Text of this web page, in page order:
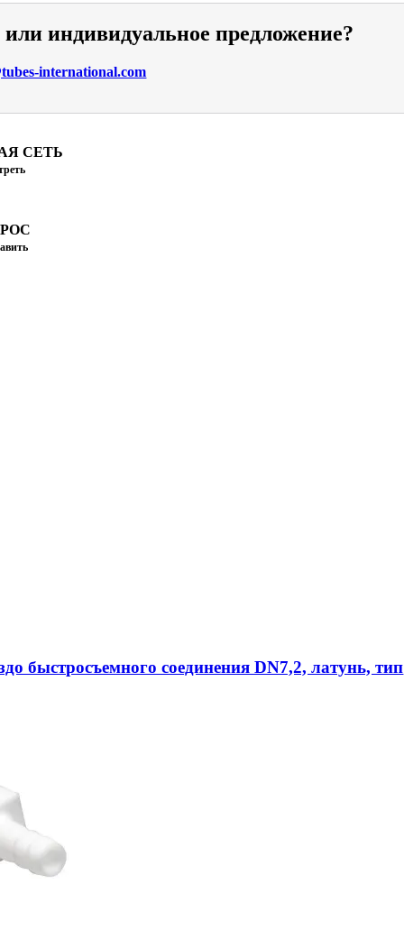
индивидуальное предложение?
international.com
СЕТЬ
быстросъемного соединения DN7,2, латунь, тип